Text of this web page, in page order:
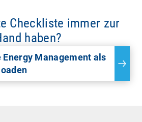
Checkliste immer zur
haben?
Management als